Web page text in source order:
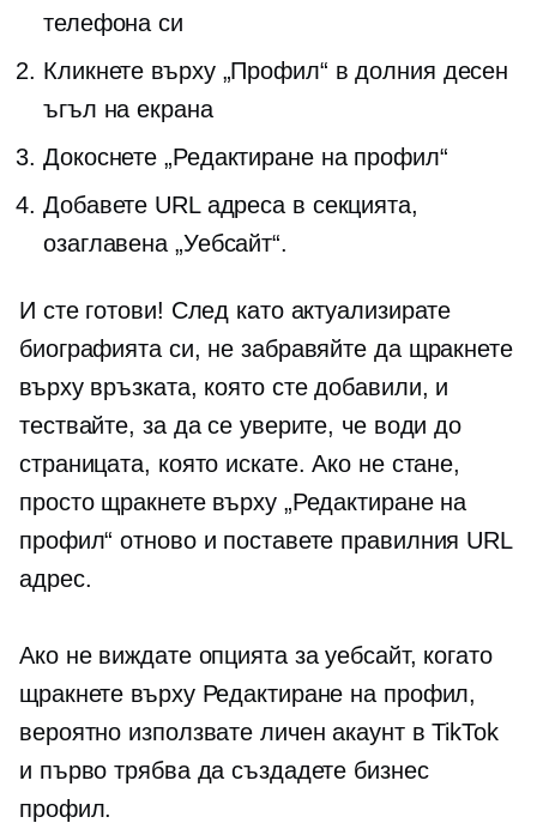
телефона си
Кликнете върху „Профил“ в долния десен
ъгъл на екрана
Докоснете „Редактиране на профил“
Добавете URL адреса в секцията,
озаглавена „Уебсайт“.
И сте готови! След като актуализирате
биографията си, не забравяйте да щракнете
върху връзката, която сте добавили, и
тествайте, за да се уверите, че води до
страницата, която искате. Ако не стане,
просто щракнете върху „Редактиране на
профил“ отново и поставете правилния URL
адрес.
Ако не виждате опцията за уебсайт, когато
щракнете върху Редактиране на профил,
вероятно използвате личен акаунт в TikTok
и първо трябва да създадете бизнес
профил.